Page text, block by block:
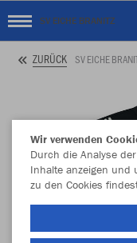
SV EICHE BRANITZ
ZURÜCK SV EICHE
Wir verwenden
Durch die Analyse
Inhalte anzeigen und
zu den Cookies